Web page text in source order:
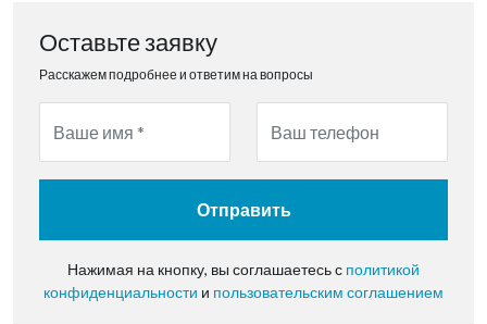
Оставьте заявку
Расскажем подробнее и ответим на вопросы
Отправить
Нажимая на кнопку, вы соглашаетесь с политикой
конфиденциальности и пользовательским соглашением